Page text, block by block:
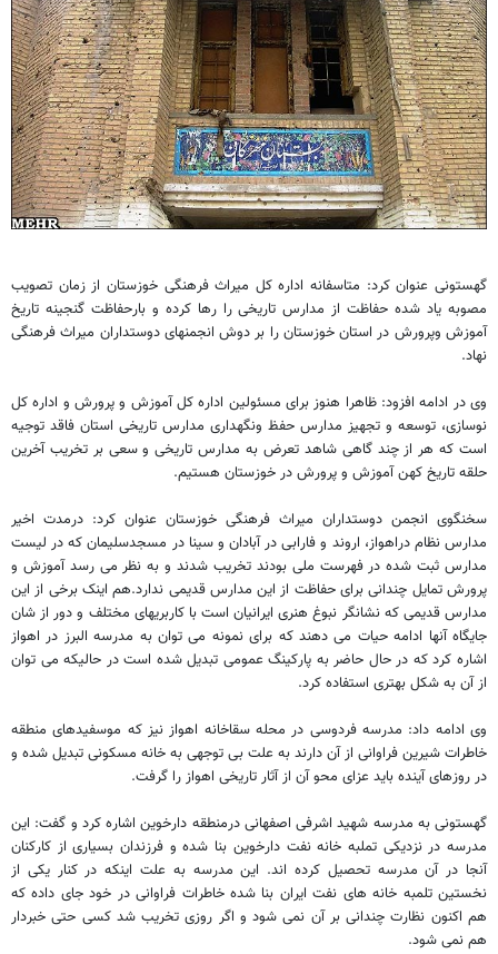
گهستونی عنوان کرد: متاسفانه اداره کل میراث فرهنگی خوزستان از زمان تصویب
مصوبه یاد شده حفاظت از مدارس تاریخی را رها کرده و بارحفاظت گنجینه تاریخ
آموزش وپرورش در استان خوزستان را بر دوش انجمنهای دوستداران میراث فرهنگی
نهاد.
وی در ادامه افزود: ظاهرا هنوز برای مسئولین اداره کل آموزش و پرورش و اداره کل
نوسازی، توسعه و تجهیز مدارس حفظ ونگهداری مدارس تاریخی استان فاقد توجیه
است که هر از چند گاهی شاهد تعرض به مدارس تاریخی و سعی بر تخریب آخرین
حلقه تاریخ کهن آموزش و پرورش در خوزستان هستیم.
سخنگوی انجمن دوستداران میراث فرهنگی خوزستان عنوان کرد: درمدت اخیر
مدارس نظام دراهواز، اروند و فارابی در آبادان و سینا در مسجدسلیمان که در لیست
مدارس ثبت شده در فهرست ملی بودند تخریب شدند و به نظر می رسد آموزش و
پرورش تمایل چندانی برای حفاظت از این مدارس قدیمی ندارد.هم اینک برخی از این
مدارس قدیمی که نشانگر نبوغ هنری ایرانیان است با کاربریهای مختلف و دور از شان
جایگاه آنها ادامه حیات می دهند که برای نمونه می توان به مدرسه البرز در اهواز
اشاره کرد که در حال حاضر به پارکینگ عمومی تبدیل شده است در حالیکه می توان
از آن به شکل بهتری استفاده کرد.
وی ادامه داد: مدرسه فردوسی در محله سقاخانه اهواز نیز که موسفیدهای منطقه
خاطرات شیرین فراوانی از آن دارند به علت بی توجهی به خانه مسکونی تبدیل شده و
در روزهای آینده باید عزای محو آن از آثار تاریخی اهواز را گرفت.
گهستونی به مدرسه شهید اشرفی اصفهانی درمنطقه دارخوین اشاره کرد و گفت: این
مدرسه در نزدیکی تملبه خانه نفت دارخوین بنا شده و فرزندان بسیاری از کارکنان
آنجا در آن مدرسه تحصیل کرده اند. این مدرسه به علت اینکه در کنار یکی از
نخستین تلمبه خانه های نفت ایران بنا شده خاطرات فراوانی در خود جای داده که
هم اکنون نظارت چندانی بر آن نمی شود و اگر روزی تخریب شد کسی حتی خبردار
هم نمی شود.